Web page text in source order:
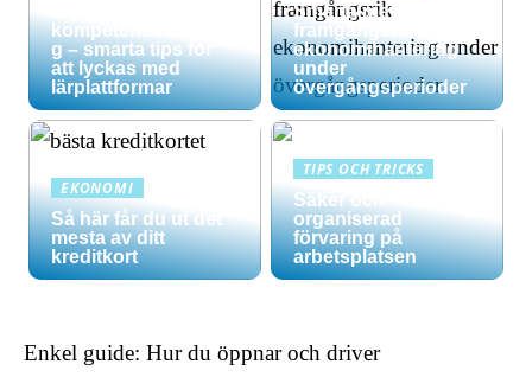
kompetensutvecklin
g – smarta tips för
att lyckas med
lärplattformar
Smarta metoder för
framgångsrik
ekonomihantering
under
övergångsperioder
EKONOMI
Så här får du ut det
mesta av ditt
kreditkort
TIPS OCH TRICKS
Säker och
organiserad
förvaring på
arbetsplatsen
Enkel guide: Hur du öppnar och driver